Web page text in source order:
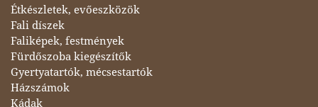
Étkészletek, evőeszközök
Fali díszek
Faliképek, festmények
Fürdőszoba kiegészítők
Gyertyatartók, mécsestartók
Házszámok
Kádak